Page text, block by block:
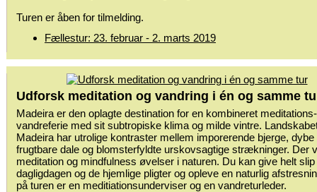
Turen er åben for tilmelding.
Fællestur: 23. februar - 2. marts 2019
Udforsk meditation og vandring i én og samme
Madeira er den oplagte destination for en kombineret
vandreferie med sit subtropiske klima og milde vintre.
Madeira har utrolige kontraster mellem imporerende bjerge, dybe
frugtbare dale og blomsterfyldte urskovsagtige strækninger. Der
meditation og mindfulness øvelser i naturen. Du kan give helt slip
dagligdagen og de hjemlige pligter og opleve en naturlig
på turen er en meditiationsunderviser og en vandreturleder.